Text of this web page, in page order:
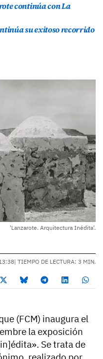
continúa con La
su exitoso recorrido
'Lanzarote. Arquitectura Inédita'.
| TIEMPO DE LECTURA: 3 MIN.
(FCM) inaugura el
la exposición
Se trata de